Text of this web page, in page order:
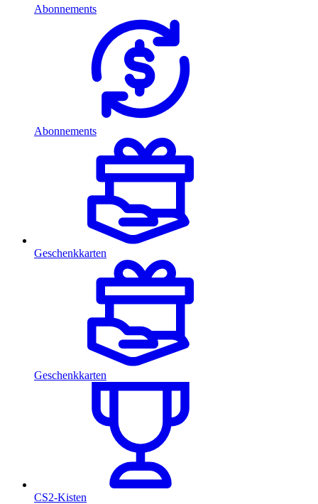
Abonnements
Abonnements
Geschenkkarten
Geschenkkarten
CS2-Kisten